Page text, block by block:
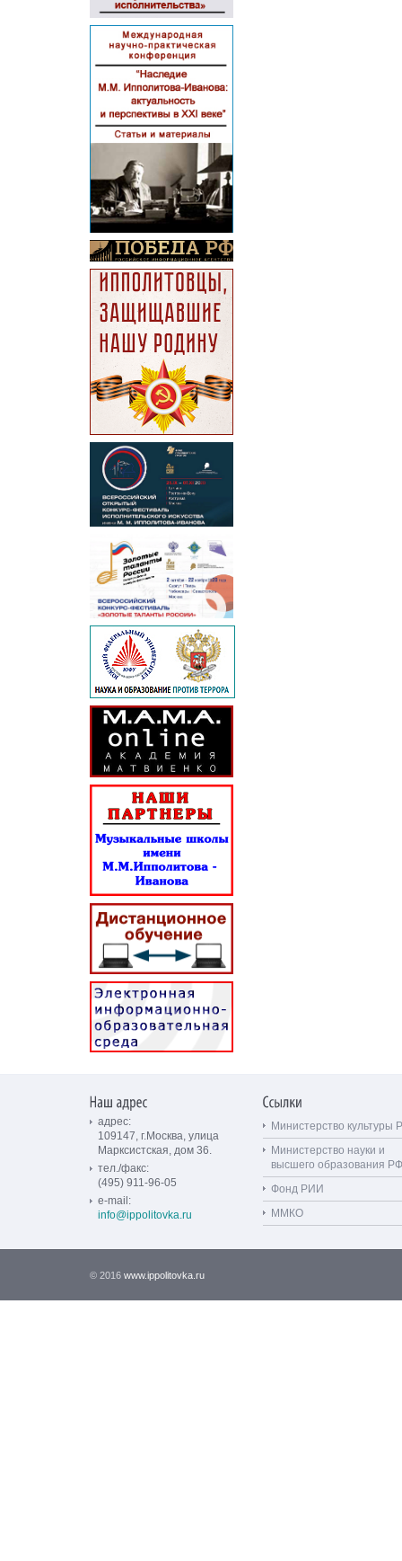
адрес:
109147, г.Москва, улица
Марксистская, дом 36.
тел./факс:
(495) 911-96-05
e-mail:
info@ippolitovka.ru
Министерство культуры
Министерство науки и
высшего образования РФ
Фонд РИИ
ММКО
© 2016 www.ippolitovka.ru